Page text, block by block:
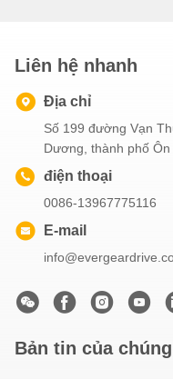
Liên hệ nhanh
Địa chỉ
Số 199 đường Vạn
Dương, thành phố
điện thoại
0086-13967775116
E-mail
Bản tin của